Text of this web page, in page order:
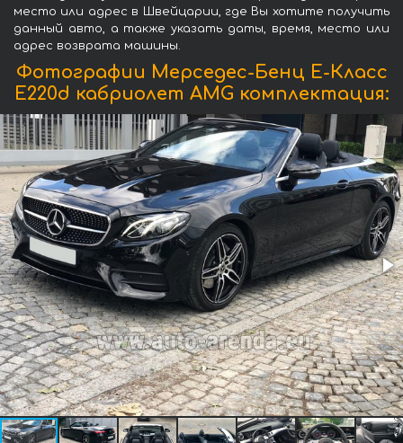
место или адрес в Швейцарии, где Вы хотите получить
данный авто, а также указать даты, время, место или
адрес возврата машины.
Фотографии Мерседес-Бенц E-Класс
E220d кабриолет AMG комплектация: